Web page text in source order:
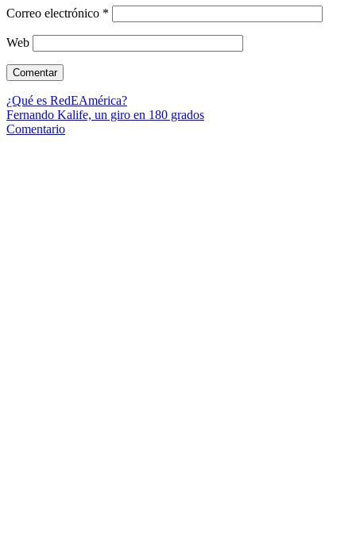
Correo electrónico *
Web
¿Qué es RedEAmérica?
Fernando Kalife, un giro en 180 grados
Comentario